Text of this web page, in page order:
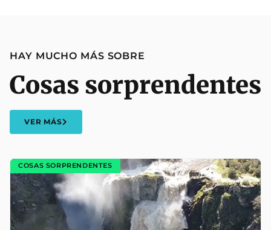
HAY MUCHO MÁS SOBRE
Cosas sorprendentes
VER MÁS
COSAS SORPRENDENTES